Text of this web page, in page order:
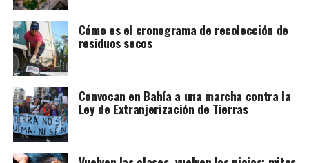
Cómo es el cronograma de recolección de
residuos secos
Convocan en Bahía a una marcha contra la
Ley de Extranjerización de Tierras